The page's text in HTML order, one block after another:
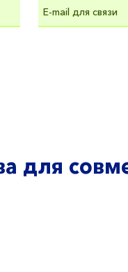
для